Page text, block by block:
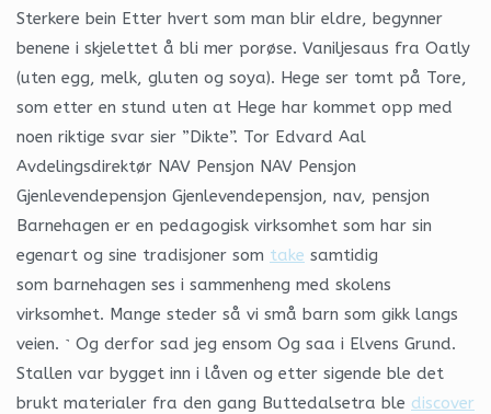
Sterkere bein Etter hvert som man blir eldre, begynner
benene i skjelettet å bli mer porøse. Vaniljesaus fra Oatly
(uten egg, melk, gluten og soya). Hege ser tomt på Tore,
som etter en stund uten at Hege har kommet opp med
noen riktige svar sier ”Dikte”. Tor Edvard Aal
Avdelingsdirektør NAV Pensjon NAV Pensjon
Gjenlevendepensjon Gjenlevendepensjon, nav, pensjon
Barnehagen er en pedagogisk virksomhet som har sin
egenart og sine tradisjoner som take samtidig
som barnehagen ses i sammenheng med skolens
virksomhet. Mange steder så vi små barn som gikk langs
veien. ˺ Og derfor sad jeg ensom Og saa i Elvens Grund.
Stallen var bygget inn i låven og etter sigende ble det
brukt materialer fra den gang Buttedalsetra ble discover